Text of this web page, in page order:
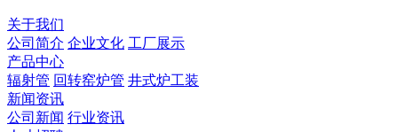
关于我们
公司简介 企业文化 工厂展示
产品中心
辐射管 回转窑炉管 井式炉工装
新闻资讯
公司新闻 行业资讯